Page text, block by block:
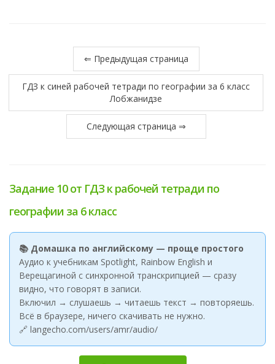
⇐ Предыдущая страница
ГДЗ к синей рабочей тетради по географии за 6 класс
Лобжанидзе
Следующая страница ⇒
Задание 10 от ГДЗ к рабочей тетради по
географии за 6 класс
📚 Домашка по английскому — проще простого
Аудио к учебникам Spotlight, Rainbow English и
Верещагиной с синхронной транскрипцией — сразу
видно, что говорят в записи.
Включил → слушаешь → читаешь текст → повторяешь.
Всё в браузере, ничего скачивать не нужно.
🔗 langecho.com/users/amr/audio/